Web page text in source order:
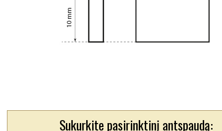
Sukurkite pasirinktinį antspaudą: